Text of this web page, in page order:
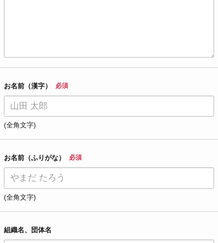
お名前（漢字） 必須
(全角文字)
お名前（ふりがな） 必須
(全角文字)
組織名、団体名